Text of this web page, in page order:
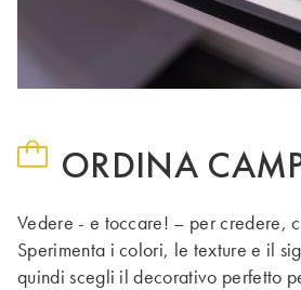
ORDINA
Vedere - e toccare! – per credere,
Sperimenta i colori, le texture e il
quindi scegli il decorativo perfetto